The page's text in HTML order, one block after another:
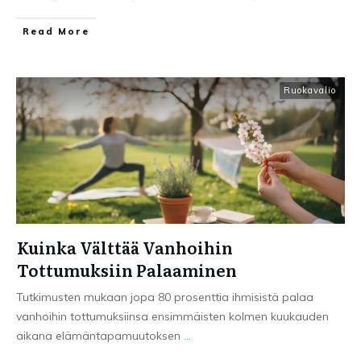
Read More
Ruokavalio
Kuinka Välttää Vanhoihin
Tottumuksiin Palaaminen
Tutkimusten mukaan jopa 80 prosenttia ihmisistä palaa
vanhoihin tottumuksiinsa ensimmäisten kolmen kuukauden
aikana elämäntapamuutoksen ...